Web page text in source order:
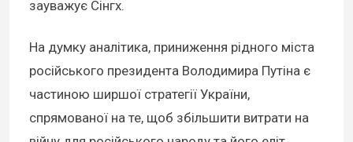
зауважує Сінгх.
На думку аналітика, приниження рідного міста
російського президента Володимира Путіна є
частиною ширшої стратегії України,
спрямованої на те, щоб збільшити витрати на